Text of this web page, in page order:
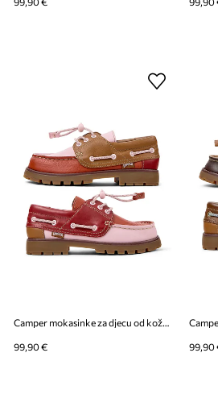
Camper mokasinke za djecu od kože Compas Kids TWS
99,90 € 99,90